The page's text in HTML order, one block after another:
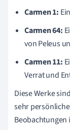
Carmen 1:
Carmen 64:
von Peleus
Carmen 11:
Verrat und
Diese Werke
sehr
Beobachtungen